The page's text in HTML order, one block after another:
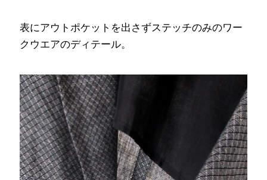
表にアウトポケットを出さずステッチのみのワー
クウエアのディテール。